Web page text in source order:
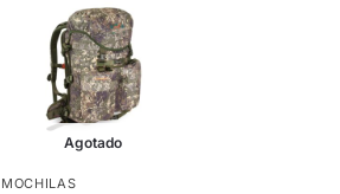
Agotado
MOCHILAS